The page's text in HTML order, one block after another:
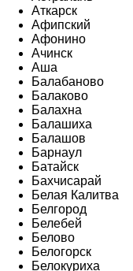
Аткарск
Афипский
Афонино
Ачинск
Аша
Балабаново
Балаково
Балахна
Балашиха
Балашов
Барнаул
Батайск
Бахчисарай
Белая Калитва
Белгород
Белебей
Белово
Белогорск
Белокуриха